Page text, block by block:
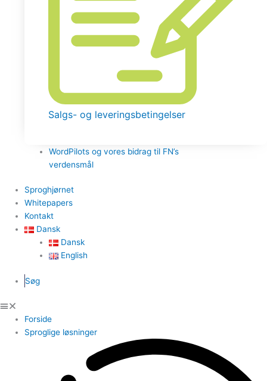
Salgs- og leveringsbetingelser
WordPilots og vores bidrag til FN’s
verdensmål
Sproghjørnet
Whitepapers
Kontakt
Dansk
Dansk
English
Søg
Forside
Sproglige løsninger